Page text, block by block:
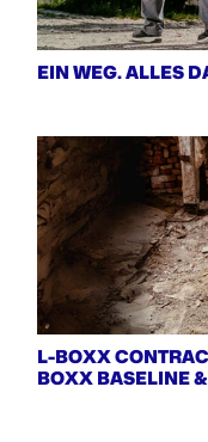
EIN WEG. ALLES
L-BOXX
BOXX BASELINE